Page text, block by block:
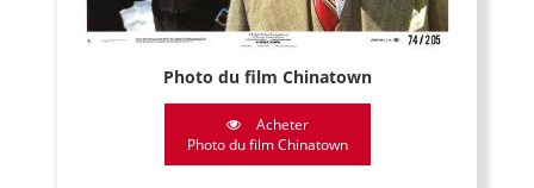
Photo du film Chinatown
Acheter
Photo du film Chinatown